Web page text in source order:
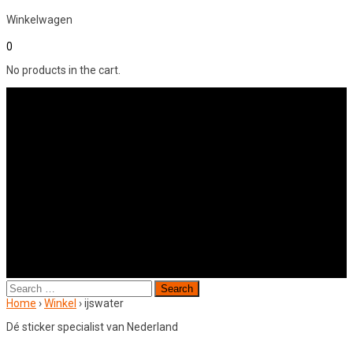
Winkelwagen
0
No products in the cart.
Search
for:
Home ›Winkel ›ijswater
Dé sticker specialist van Nederland